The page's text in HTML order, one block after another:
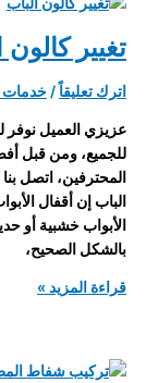
تغيير كالون
اترك تعليقاً /خدمات
عزيزي العميل
للجميع، ومن قبل
المحترفين، اتصل
الباب إن أقفال
الأبواب خشبية أو
بالشكل الصحيح،
تغيير
قراءة المزيد »